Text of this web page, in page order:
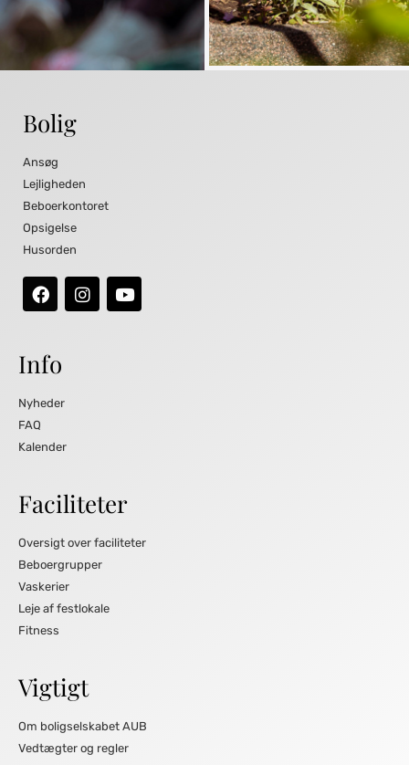
Bolig
Ansøg
Lejligheden
Beboerkontoret
Opsigelse
Husorden
Info
Nyheder
FAQ
Kalender
Faciliteter
Oversigt over faciliteter
Beboergrupper
Vaskerier
Leje af festlokale
Fitness
Vigtigt
Om boligselskabet AUB
Vedtægter og regler